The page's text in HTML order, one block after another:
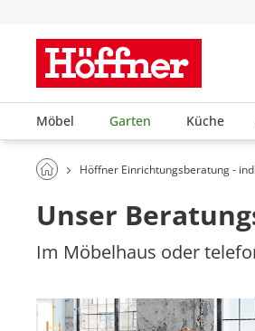
Möbel Garten Küche
Höffner Einrichtungsberatung -
Unser
Im Möbelhaus oder